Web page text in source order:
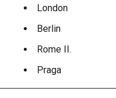
London
Berlin
Rome II.
Praga